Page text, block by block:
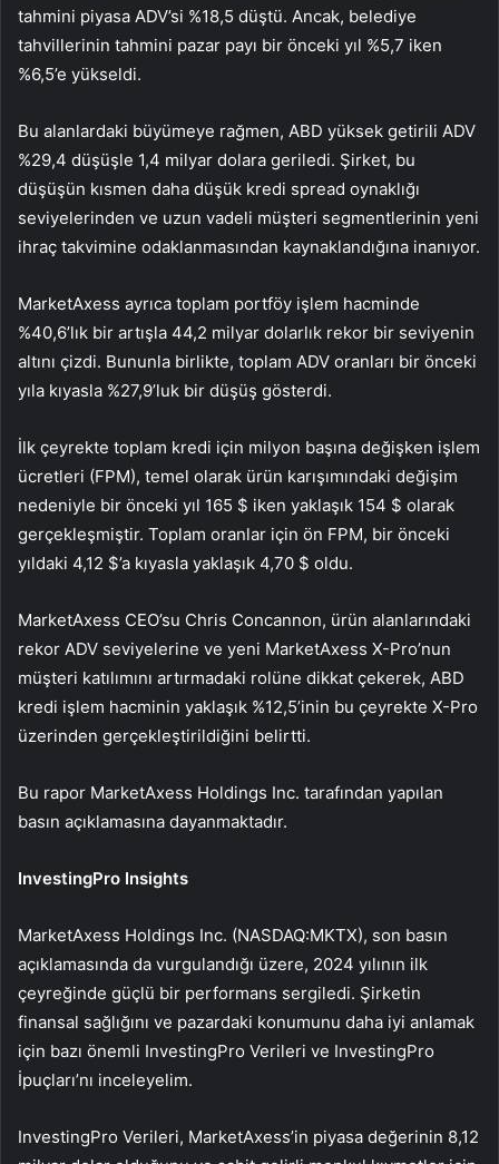
tahmini piyasa ADV’si %18,5 düştü. Ancak, belediye
tahvillerinin tahmini pazar payı bir önceki yıl %5,7 iken
%6,5’e yükseldi.
Bu alanlardaki büyümeye rağmen, ABD yüksek getirili ADV
%29,4 düşüşle 1,4 milyar dolara geriledi. Şirket, bu
düşüşün kısmen daha düşük kredi spread oynaklığı
seviyelerinden ve uzun vadeli müşteri segmentlerinin yeni
ihraç takvimine odaklanmasından kaynaklandığına inanıyor.
MarketAxess ayrıca toplam portföy işlem hacminde
%40,6’lık bir artışla 44,2 milyar dolarlık rekor bir seviyenin
altını çizdi. Bununla birlikte, toplam ADV oranları bir önceki
yıla kıyasla %27,9’luk bir düşüş gösterdi.
İlk çeyrekte toplam kredi için milyon başına değişken işlem
ücretleri (FPM), temel olarak ürün karışımındaki değişim
nedeniyle bir önceki yıl 165 $ iken yaklaşık 154 $ olarak
gerçekleşmiştir. Toplam oranlar için ön FPM, bir önceki
yıldaki 4,12 $’a kıyasla yaklaşık 4,70 $ oldu.
MarketAxess CEO’su Chris Concannon, ürün alanlarındaki
rekor ADV seviyelerine ve yeni MarketAxess X-Pro’nun
müşteri katılımını artırmadaki rolüne dikkat çekerek, ABD
kredi işlem hacminin yaklaşık %12,5’inin bu çeyrekte X-Pro
üzerinden gerçekleştirildiğini belirtti.
Bu rapor MarketAxess Holdings Inc. tarafından yapılan
basın açıklamasına dayanmaktadır.
InvestingPro Insights
MarketAxess Holdings Inc. (NASDAQ:MKTX), son basın
açıklamasında da vurgulandığı üzere, 2024 yılının ilk
çeyreğinde güçlü bir performans sergiledi. Şirketin
finansal sağlığını ve pazardaki konumunu daha iyi anlamak
için bazı önemli InvestingPro Verileri ve InvestingPro
İpuçları’nı inceleyelim.
InvestingPro Verileri, MarketAxess’in piyasa değerinin 8,12